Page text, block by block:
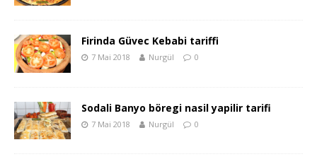
Firinda Güvec Kebabi tariffi
7 Mai 2018 Nurgül 0
Sodali Banyo böregi nasil yapilir tarifi
7 Mai 2018 Nurgül 0